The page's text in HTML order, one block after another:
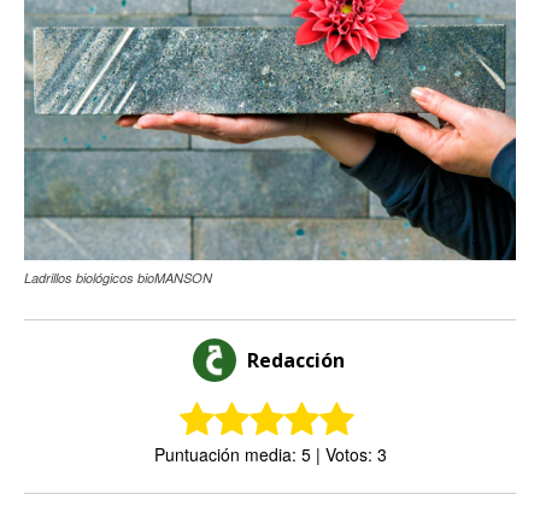
Ladrillos biológicos bioMANSON
Redacción
Puntuación media: 5 | Votos: 3